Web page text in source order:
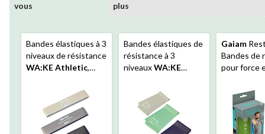
vous
plus
Bandes élastiques à 3
niveaux de résistance
WA:KE Athletic,
Bandes élastiques de
résistance à 3
niveauxWA:KE
Gaiam
Bandes de
pour force